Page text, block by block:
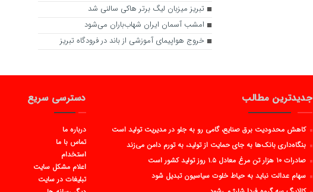
تبریز میزبان لیگ برتر هاکی سالنی شد
امشب آسمان ایران شهاب‌باران می‌شود
خروج هواپیمای آموزشی از باند در فرودگاه تبریز
جدیدترین مطالب
کاهش محدودیت برق صنایع، گامی رو به جلو در مدیریت تولید است
بنگاه‌داری بانک‌ها به جای حمایت از تولید، به تورم دامن می‌زند
صادرات ۱۰ هزار تن مرغ معادل ۱.۵ روز تولید کشور است
سهام عدالت نباید به حیاط خلوت سیاسیون تبدیل شود
دسترسی سریع
درباره ما
تماس با ما
استخدام
اعلام مشکل سایت
تبلیغات در سایت